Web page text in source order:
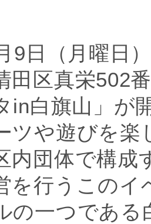
9日（月曜日
田区真栄502
in白旗山」が
ツや遊びを楽
団体で構成
を行うこのイ
の一つである